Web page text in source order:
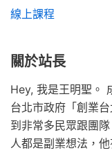
線上課程
關於站長
Hey, 我是王明聖。
台北市政府「創業
到非常多民眾跟團
人都是副業想法，